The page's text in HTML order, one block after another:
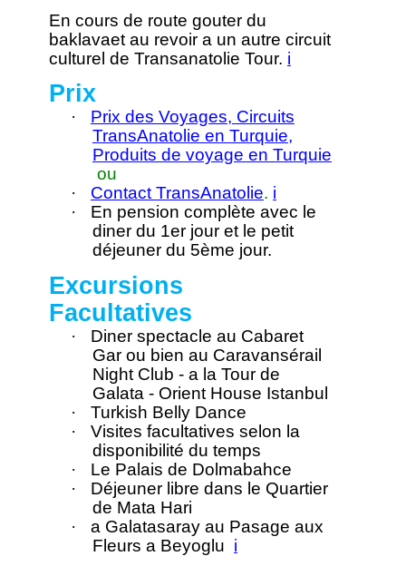
En cours de route gouter du
baklavaet au revoir a un autre circuit
culturel de Transanatolie Tour. i
Prix
·
Prix des Voyages, Circuits
TransAnatolie en Turquie,
Produits de voyage en Turquie
ou
·
Contact TransAnatolie. i
·
En pension complète avec le
diner du 1er jour et le petit
déjeuner du 5ème jour.
Excursions
Facultatives
·
Diner spectacle au Cabaret
Gar ou bien au Caravansérail
Night Club - a la Tour de
Galata - Orient House Istanbul
·
Turkish Belly Dance
·
Visites facultatives selon la
disponibilité du temps
·
Le Palais de Dolmabahce
·
Déjeuner libre dans le Quartier
de Mata Hari
·
a Galatasaray au Pasage aux
Fleurs a Beyoglu i